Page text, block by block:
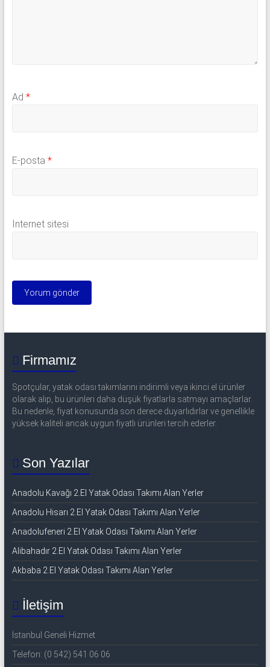
Ad *
E-posta *
İnternet sitesi
Firmamız
Spotçular, yatak odası takımlarını indirimli veya ikinci el ürünler
olarak alıp, bu ürünleri daha düşük fiyatlarla satmayı amaçlarlar.
Bu nedenle, fiyat konusunda son derece duyarlıdırlar ve genellikle
yüksek kaliteli ancak uygun fiyatlı ürünleri tercih ederler.
Son Yazılar
Anadolu Kavağı 2.El Yatak Odası Takımı Alan Yerler
Anadolu Hisarı 2.El Yatak Odası Takımı Alan Yerler
Anadolufeneri 2.El Yatak Odası Takımı Alan Yerler
Alibahadır 2.El Yatak Odası Takımı Alan Yerler
Akbaba 2.El Yatak Odası Takımı Alan Yerler
İletişim
İstanbul Geneli Hizmet
Telefon: (0 542) 541 06 06